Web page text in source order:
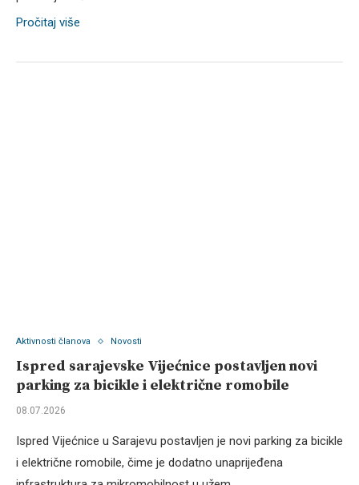
Pročitaj više
Aktivnosti članova Novosti
Ispred sarajevske Vijećnice postavljen novi
parking za bicikle i električne romobile
08.07.2026
Ispred Vijećnice u Sarajevu postavljen je novi parking za bicikle
i električne romobile, čime je dodatno unaprijeđena